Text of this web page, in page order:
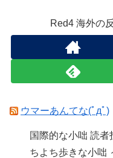
Red4 海外の
ウマーあんてな(ﾟдﾟ)
国際的な小咄 読者
ちよち歩きな小咄